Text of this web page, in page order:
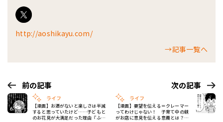
http://aoshikayu.com/
→記事一覧へ
前の記事
ライフ
【漫画】お酒がないと楽しさは半減
すると思っていたけど……子どもと
のお花見が大満足だった理由『ふう
次の記事
ライフ
【漫画】要望を伝える＝クレーマー
ってわけじゃない！ 子育て中の親
がお店に意見を伝える意義とは？